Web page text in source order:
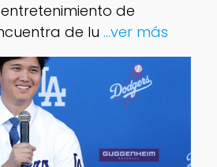
de
de lu ...ver más